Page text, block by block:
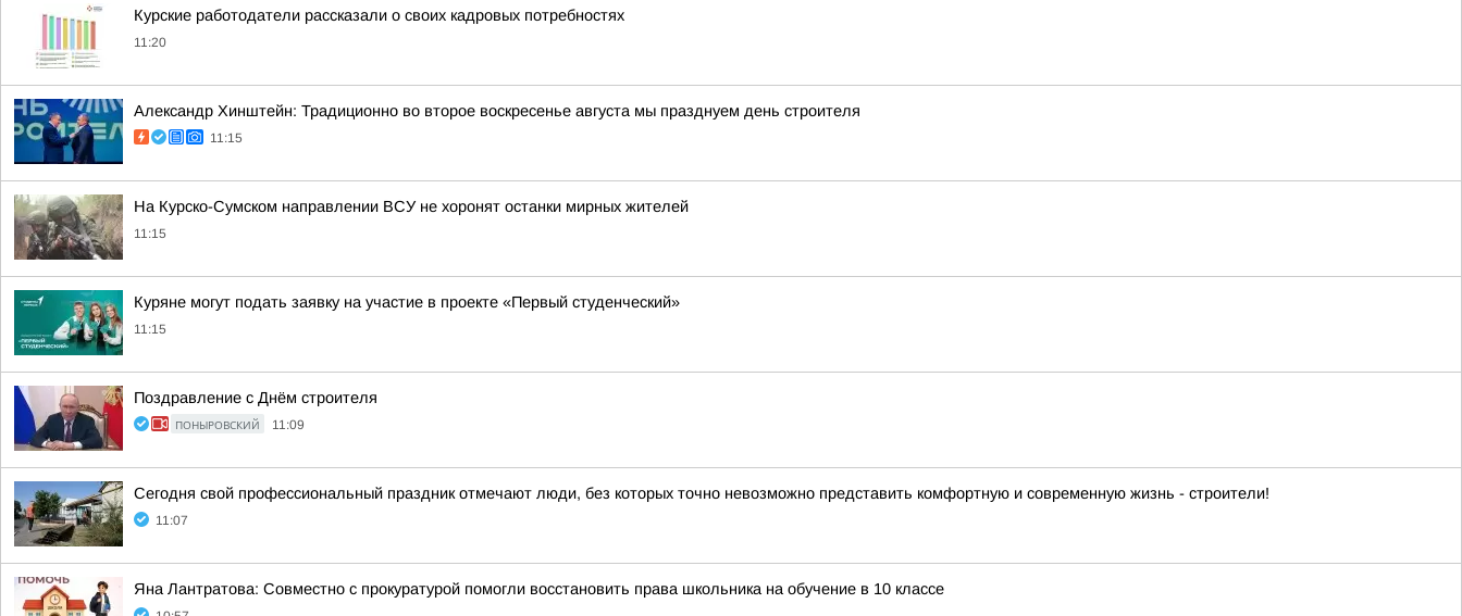
Курские работодатели рассказали о своих кадровых потребностях
11:20
Александр Хинштейн: Традиционно во второе воскресенье августа мы празднуем день строителя
11:15
На Курско-Сумском направлении ВСУ не хоронят останки мирных жителей
11:15
Куряне могут подать заявку на участие в проекте «Первый студенческий»
11:15
Поздравление с Днём строителя
ПОНЫРОВСКИЙ 11:09
Сегодня свой профессиональный праздник отмечают люди, без которых точно невозможно представить комфортную и современную жизнь - строители!
11:07
Яна Лантратова: Совместно с прокуратурой помогли восстановить права школьника на обучение в 10 классе